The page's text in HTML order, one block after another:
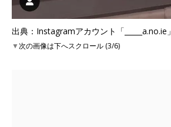
出典：Instagramアカウント「_____a.no.ie」
▼次の画像は下へスクロール (3/6)